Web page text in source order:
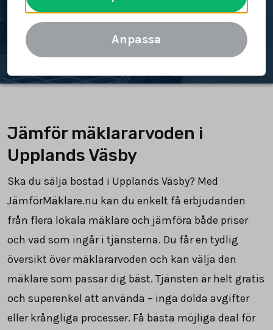
Jämför mäklararvoden
Jämför mäklararvoden i
Upplands Väsby
Ska du sälja bostad i Upplands Väsby? Med
JämförMäklare.nu kan du enkelt få erbjudanden
från flera lokala mäklare och jämföra både priser
och vad som ingår i tjänsterna. Du får en tydlig
översikt över mäklararvoden och kan välja den
mäklare som passar dig bäst. Tjänsten är helt gratis
och superenkel att använda – inga dolda avgifter
eller krångliga processer. Få bästa möjliga deal för
Anpassa